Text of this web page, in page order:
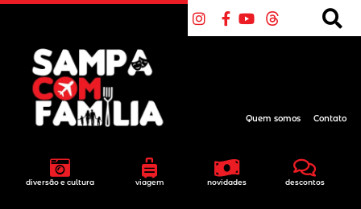
diversão e cultura viagem novidades descontos
Quem somos Contato